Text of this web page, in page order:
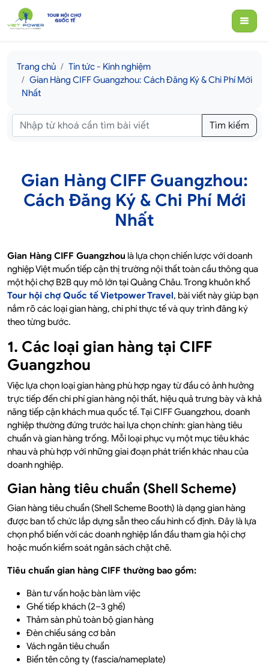
Trang chủ
Tin tức - Kinh nghiệm
Gian Hàng CIFF Guangzhou: Cách Đăng Ký & Chi Phí Mới
Nhất
Tìm kiếm
Gian Hàng CIFF Guangzhou:
Cách Đăng Ký & Chi Phí Mới
Nhất
Gian Hàng CIFF Guangzhou là lựa chọn chiến lược với doanh
nghiệp Việt muốn tiếp cận thị trường nội thất toàn cầu thông qua
một hội chợ B2B quy mô lớn tại Quảng Châu. Trong khuôn khổ
Tour hội chợ Quốc tế Vietpower Travel, bài viết này giúp bạn
nắm rõ các loại gian hàng, chi phí thực tế và quy trình đăng ký
theo từng bước.
1. Các loại gian hàng tại CIFF
Guangzhou
Việc lựa chọn loại gian hàng phù hợp ngay từ đầu có ảnh hưởng
trực tiếp đến chi phí gian hàng nội thất, hiệu quả trưng bày và khả
năng tiếp cận khách mua quốc tế. Tại CIFF Guangzhou, doanh
nghiệp thường đứng trước hai lựa chọn chính: gian hàng tiêu
chuẩn và gian hàng trống. Mỗi loại phục vụ một mục tiêu khác
nhau và phù hợp với những giai đoạn phát triển khác nhau của
doanh nghiệp.
Gian hàng tiêu chuẩn (Shell Scheme)
Gian hàng tiêu chuẩn (Shell Scheme Booth) là dạng gian hàng
được ban tổ chức lắp dựng sẵn theo cấu hình cố định. Đây là lựa
chọn phổ biến với các doanh nghiệp lần đầu tham gia hội chợ
hoặc muốn kiểm soát ngân sách chặt chẽ.
Tiêu chuẩn gian hàng CIFF thường bao gồm:
Bàn tư vấn hoặc bàn làm việc
Ghế tiếp khách (2–3 ghế)
Thảm sàn phủ toàn bộ gian hàng
Đèn chiếu sáng cơ bản
Vách ngăn tiêu chuẩn
Biển tên công ty (fascia/nameplate)